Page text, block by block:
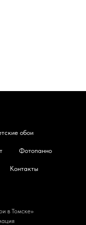
обои
Фотопанно
Контакты
в Томске»